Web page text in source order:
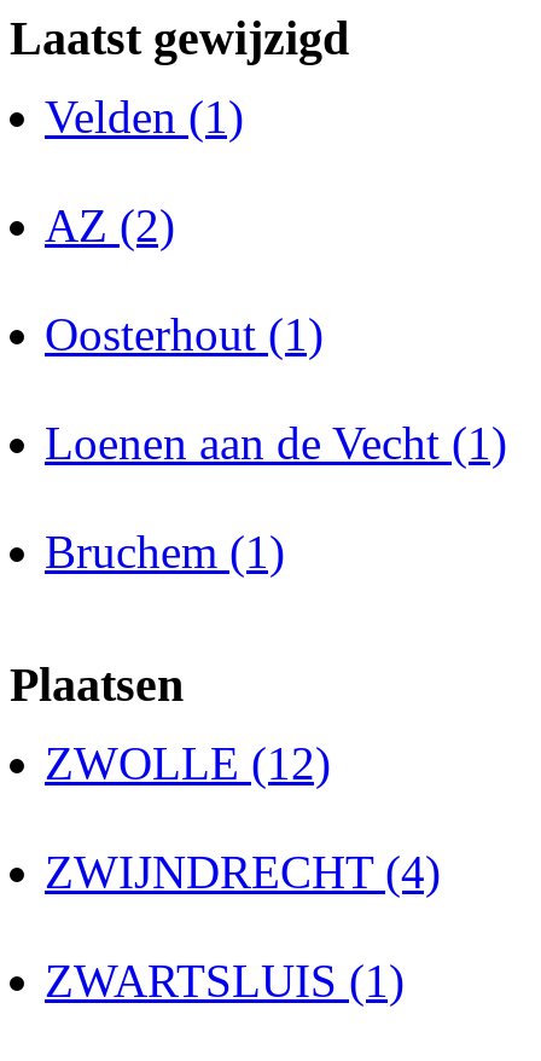
Laatst gewijzigd
Velden (1)
AZ (2)
Oosterhout (1)
Loenen aan de Vecht (1)
Bruchem (1)
Plaatsen
ZWOLLE (12)
ZWIJNDRECHT (4)
ZWARTSLUIS (1)